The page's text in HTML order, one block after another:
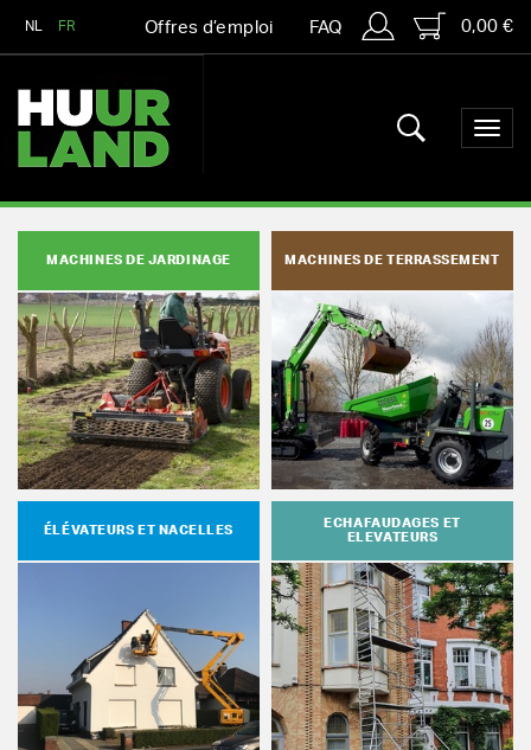
NL FR Offres d’emploi FAQ 0,00 €
MACHINES DE JARDINAGE MACHINES DE TERRASSEMENT
ÉLÉVATEURS ET NACELLES
ECHAFAUDAGES ET
ELEVATEURS